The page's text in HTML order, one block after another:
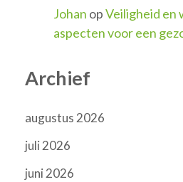
Johan opVeiligheid en
aspecten voor een
Archief
augustus 2026
juli 2026
juni 2026